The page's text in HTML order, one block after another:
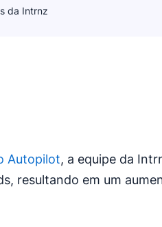
da Intrnz
Autopilot, a equipe da
resultando em um